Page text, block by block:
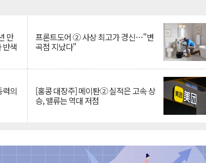
만
반색
프론트도어 ② 사상 최고가 경신…"변
곡점 지났다"
의 [홍콩 대장주] 메이퇀② 실적은 고속 상
승, 밸류는 역대 저점